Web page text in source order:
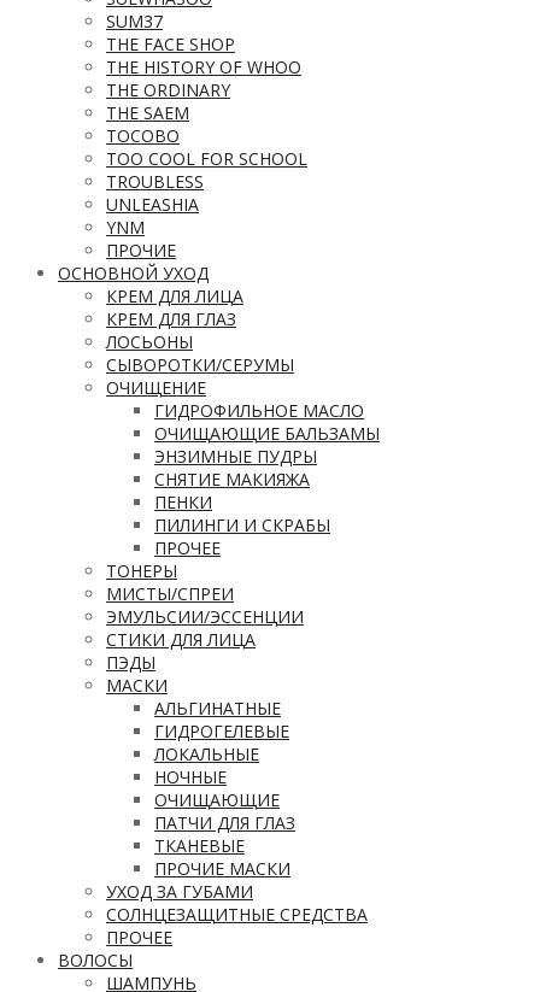
SUM37
THE FACE SHOP
THE HISTORY OF WHOO
THE ORDINARY
THE SAEM
TOCOBO
TOO COOL FOR SCHOOL
TROUBLESS
UNLEASHIA
YNM
ПРОЧИЕ
ОСНОВНОЙ УХОД
КРЕМ ДЛЯ ЛИЦА
КРЕМ ДЛЯ ГЛАЗ
ЛОСЬОНЫ
СЫВОРОТКИ/СЕРУМЫ
ОЧИЩЕНИЕ
ГИДРОФИЛЬНОЕ МАСЛО
ОЧИЩАЮЩИЕ БАЛЬЗАМЫ
ЭНЗИМНЫЕ ПУДРЫ
СНЯТИЕ МАКИЯЖА
ПЕНКИ
ПИЛИНГИ И СКРАБЫ
ПРОЧЕЕ
ТОНЕРЫ
МИСТЫ/СПРЕИ
ЭМУЛЬСИИ/ЭССЕНЦИИ
СТИКИ ДЛЯ ЛИЦА
ПЭДЫ
МАСКИ
АЛЬГИНАТНЫЕ
ГИДРОГЕЛЕВЫЕ
ЛОКАЛЬНЫЕ
НОЧНЫЕ
ОЧИЩАЮЩИЕ
ПАТЧИ ДЛЯ ГЛАЗ
ТКАНЕВЫЕ
ПРОЧИЕ МАСКИ
УХОД ЗА ГУБАМИ
СОЛНЦЕЗАЩИТНЫЕ СРЕДСТВА
ПРОЧЕЕ
ВОЛОСЫ
ШАМПУНЬ